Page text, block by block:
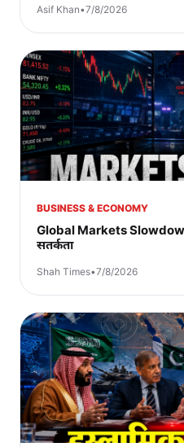
Asif Khan•7/8/2026
BUSINESS & ECONOMY
Global Markets
सतर्कता
Shah Times•7/8/2026